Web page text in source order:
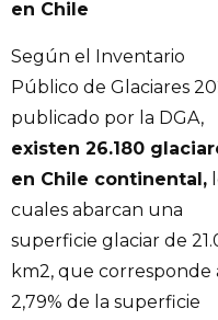
en Chile
Según el Inventario
Público de Glaciares
publicado por la DGA,
existen 26.180
en Chile continental,
cuales abarcan una
superficie glaciar de
km2, que corresponde
2,79% de la superficie